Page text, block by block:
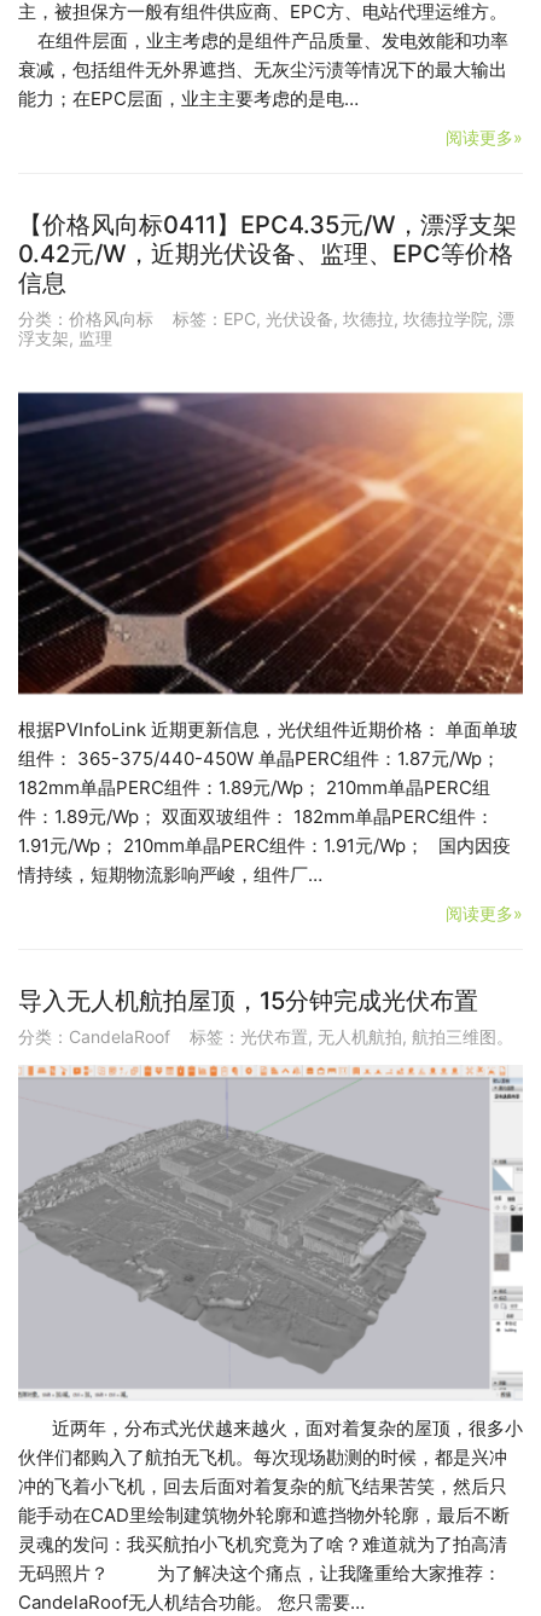
主，被担保方一般有组件供应商、EPC方、电站代理运维方。
在组件层面，业主考虑的是组件产品质量、发电效能和功率
衰减，包括组件无外界遮挡、无灰尘污渍等情况下的最大输出
能力；在EPC层面，业主主要考虑的是电…
阅读更多»
【价格风向标0411】EPC4.35元/W，漂浮支架
0.42元/W，近期光伏设备、监理、EPC等价格
信息
分类： 价格风向标 标签： EPC, 光伏设备, 坎德拉, 坎德拉学院, 漂
浮支架, 监理
根据PVInfoLink 近期更新信息，光伏组件近期价格： 单面单玻
组件： 365-375/440-450W 单晶PERC组件：1.87元/Wp；
182mm单晶PERC组件：1.89元/Wp； 210mm单晶PERC组
件：1.89元/Wp； 双面双玻组件： 182mm单晶PERC组件：
1.91元/Wp； 210mm单晶PERC组件：1.91元/Wp； 国内因疫
情持续，短期物流影响严峻，组件厂…
阅读更多»
导入无人机航拍屋顶，15分钟完成光伏布置
分类： CandelaRoof 标签： 光伏布置, 无人机航拍, 航拍三维图。
近两年，分布式光伏越来越火，面对着复杂的屋顶，很多小
伙伴们都购入了航拍无飞机。每次现场勘测的时候，都是兴冲
冲的飞着小飞机，回去后面对着复杂的航飞结果苦笑，然后只
能手动在CAD里绘制建筑物外轮廓和遮挡物外轮廓，最后不断
灵魂的发问：我买航拍小飞机究竟为了啥？难道就为了拍高清
无码照片？ 为了解决这个痛点，让我隆重给大家推荐：
CandelaRoof无人机结合功能。 您只需要…